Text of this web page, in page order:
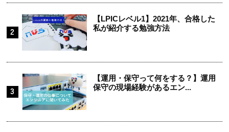
【LPICレベル1】2021年、合格した
私が紹介する勉強方法
【運用・保守って何をする？】運用
保守の現場経験があるエン...